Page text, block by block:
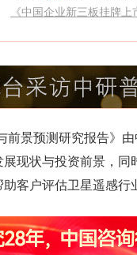
《中国企业新三板挂牌
前景预测研究报告》
现状与投资前景，
客户评估卫星遥感行